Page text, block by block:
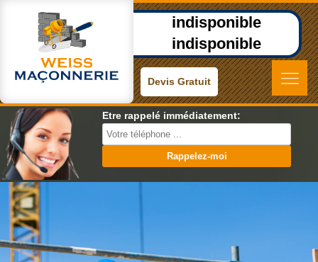
indisponible
indisponible
Devis Gratuit
Etre rappelé immédiatement: